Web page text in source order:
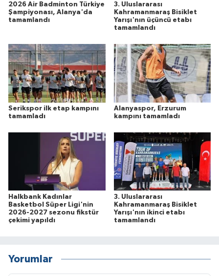
2026 Air Badminton Türkiye
Şampiyonası, Alanya'da
tamamlandı
3. Uluslararası
Kahramanmaraş Bisiklet
Yarışı'nın üçüncü etabı
tamamlandı
Serikspor ilk etap kampını
tamamladı
Alanyaspor, Erzurum
kampını tamamladı
Halkbank Kadınlar
Basketbol Süper Ligi'nin
2026-2027 sezonu fikstür
çekimi yapıldı
3. Uluslararası
Kahramanmaraş Bisiklet
Yarışı'nın ikinci etabı
tamamlandı
Yorumlar